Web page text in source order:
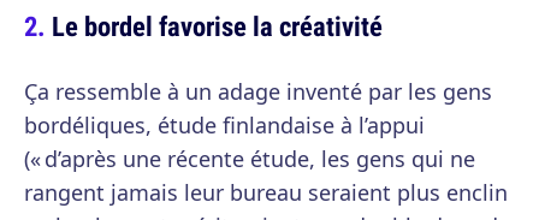
Le bordel favorise la créativité
Ça ressemble à un adage inventé par les gens
bordéliques, étude finlandaise à l’appui
(« d’après une récente étude, les gens qui ne
rangent jamais leur bureau seraient plus enclin